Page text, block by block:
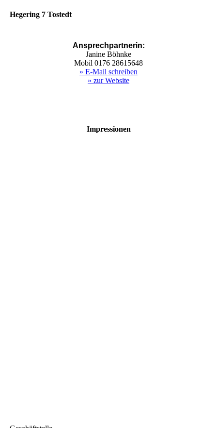
Hegering 7 Tostedt
Ansprechpartnerin:
Janine Böhnke
Mobil 0176 28615648
» E-Mail schreiben
» zur Website
Impressionen